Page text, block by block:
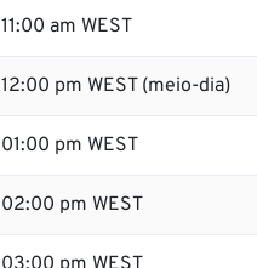
11:00 am WEST
12:00 pm WEST (meio-dia)
01:00 pm WEST
02:00 pm WEST